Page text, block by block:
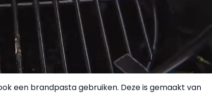
een brandpasta gebruiken. Deze is gemaakt van